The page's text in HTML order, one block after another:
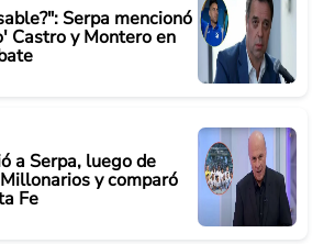
Serpa mencionó
Castro y Montero en
a Serpa, luego de
y comparó
Fe